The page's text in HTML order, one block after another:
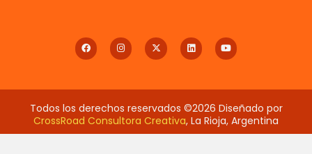
Todos los derechos reservados ©2026 Diseñado por
CrossRoad Consultora Creativa, La Rioja, Argentina